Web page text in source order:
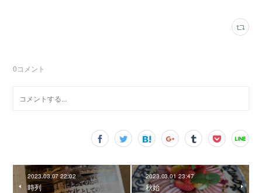
0コメント
2023.03.07 22:02
時列
2023.03.01 23:47
秋始